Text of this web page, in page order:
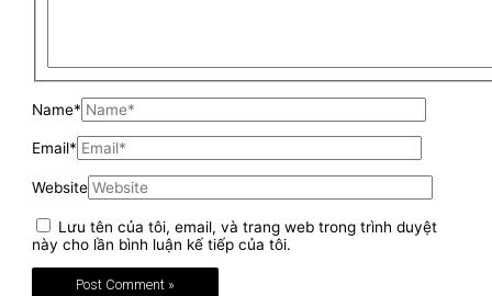
Name*
Email*
Website
Lưu tên của tôi, email, và trang web trong trình duyệt
này cho lần bình luận kế tiếp của tôi.